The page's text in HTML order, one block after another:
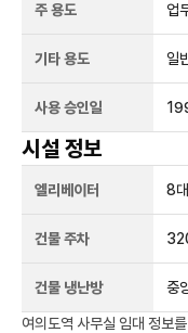
주 용도 업
기타 용도 일
사용 승인일
시설 정보
엘리베이터 8대
건물 주차
건물 냉난방 중
여의도역 사무실 임대 정보